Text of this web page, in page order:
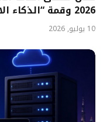
2026 وقمة “الذكاء الاصطناعي من أجل الخير” 2026
10 يوليو, 2026